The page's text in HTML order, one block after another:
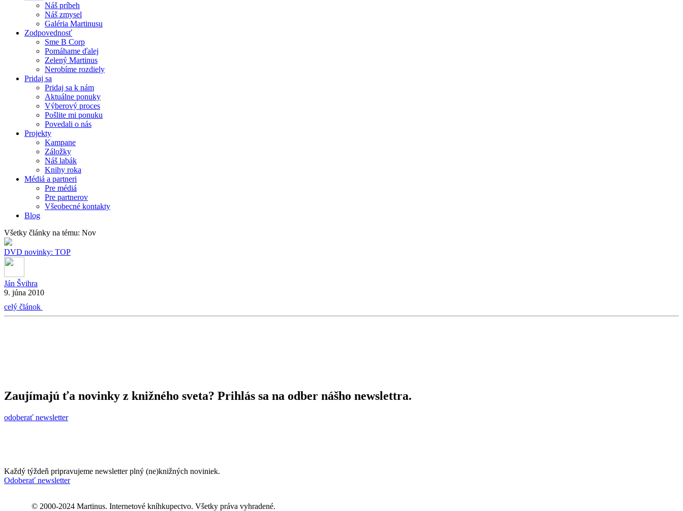
Náš príbeh
Náš zmysel
Galéria Martinusu
Zodpovednosť
Sme B Corp
Pomáhame ďalej
Zelený Martinus
Nerobíme rozdiely
Pridaj sa
Pridaj sa k nám
Aktuálne ponuky
Výberový proces
Pošlite mi ponuku
Povedali o nás
Projekty
Kampane
Záložky
Náš labák
Knihy roka
Médiá a partneri
Pre médiá
Pre partnerov
Všeobecné kontakty
Blog
Všetky články na tému: Nov
DVD novinky: TOP
Ján Švihra
9. júna 2010
celý článok
Zaujímajú ťa novinky z knižného sveta? Prihlás sa na odber nášho newslettra.
odoberať newsletter
Každý týždeň pripravujeme newsletter plný (ne)knižných noviniek.
Odoberať newsletter
© 2000-2024 Martinus. Internetové kníhkupectvo. Všetky práva vyhradené.